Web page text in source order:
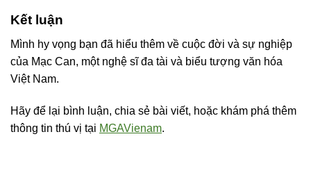
Kết luận
Mình hy vọng bạn đã hiểu thêm về cuộc đời và sự nghiệp
của Mạc Can, một nghệ sĩ đa tài và biểu tượng văn hóa
Việt Nam.
Hãy để lại bình luận, chia sẻ bài viết, hoặc khám phá thêm
thông tin thú vị tại MGAVienam.